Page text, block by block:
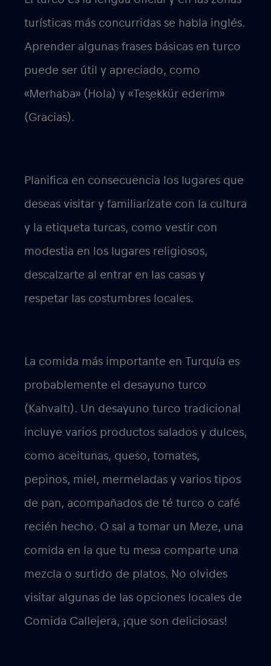
turísticas más concurridas se habla inglés.
Aprender algunas frases básicas en turco
puede ser útil y apreciado, como
«Merhaba» (Hola) y «Teşekkür ederim»
(Gracias).
Planifica en consecuencia los lugares que
deseas visitar y familiarízate con la cultura
y la etiqueta turcas, como vestir con
modestia en los lugares religiosos,
descalzarte al entrar en las casas y
respetar las costumbres locales.
La comida más importante en Turquía es
probablemente el desayuno turco
(Kahvaltı). Un desayuno turco tradicional
incluye varios productos salados y dulces,
como aceitunas, queso, tomates,
pepinos, miel, mermeladas y varios tipos
de pan, acompañados de té turco o café
recién hecho. O sal a tomar un Meze, una
comida en la que tu mesa comparte una
mezcla o surtido de platos. No olvides
visitar algunas de las opciones locales de
Comida Callejera, ¡que son deliciosas!